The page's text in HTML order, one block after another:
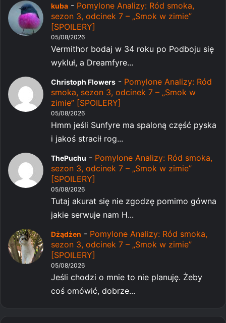
kuba - Pomylone Analizy: Ród smoka,
sezon 3, odcinek 7 – „Smok w zimie”
[SPOILERY]
05/08/2026
Vermithor bodaj w 34 roku po Podboju się
wykluł, a Dreamfyre...
Christoph Flowers - Pomylone Analizy: Ród
smoka, sezon 3, odcinek 7 – „Smok w
zimie” [SPOILERY]
05/08/2026
Hmm jeśli Sunfyre ma spaloną część pyska
i jakoś stracił rog...
ThePuchu - Pomylone Analizy: Ród smoka,
sezon 3, odcinek 7 – „Smok w zimie”
[SPOILERY]
05/08/2026
Tutaj akurat się nie zgodzę pomimo gówna
jakie serwuje nam H...
Dżądżen - Pomylone Analizy: Ród smoka,
sezon 3, odcinek 7 – „Smok w zimie”
[SPOILERY]
05/08/2026
Jeśli chodzi o mnie to nie planuję. Żeby
coś omówić, dobrze...